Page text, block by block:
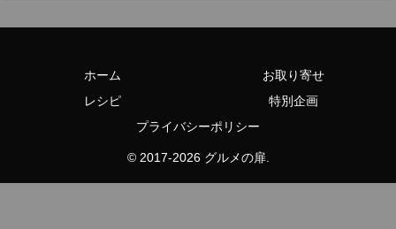
ホーム
お取り寄せ
レシピ
特別企画
プライバシーポリシー
© 2017-2026 グルメの扉.